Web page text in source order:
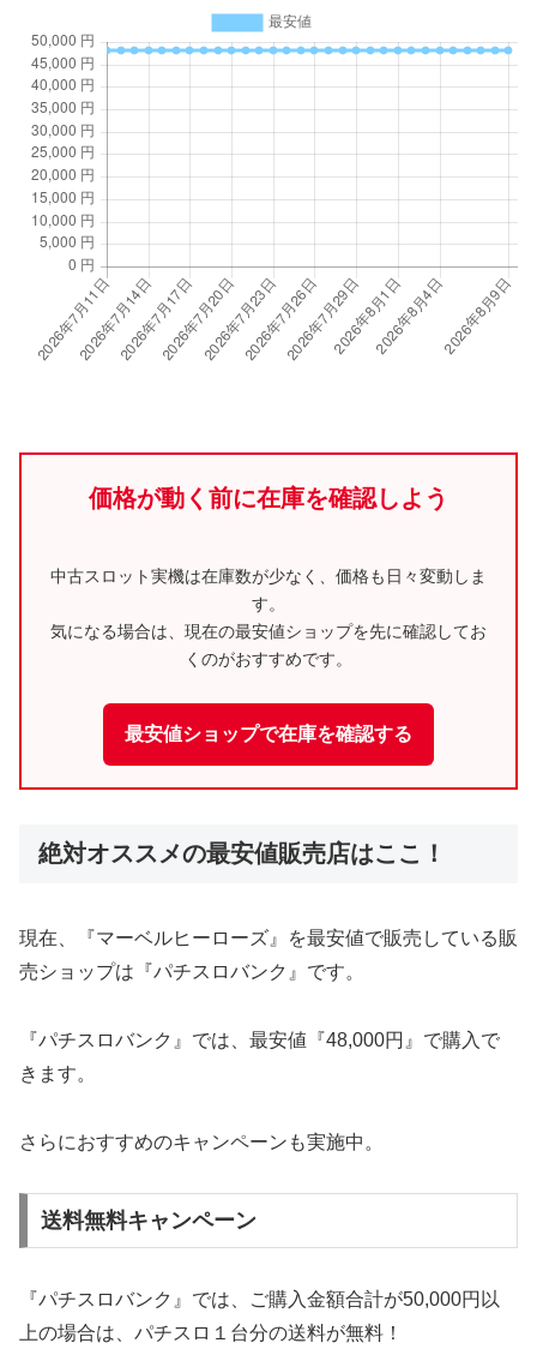
価格が動く前に在庫を確認しよう
中古スロット実機は在庫数が少なく、価格も日々変動しま
す。
気になる場合は、現在の最安値ショップを先に確認してお
くのがおすすめです。
最安値ショップで在庫を確認する
絶対オススメの最安値販売店はここ！
現在、『マーベルヒーローズ』を最安値で販売している販
売ショップは『パチスロバンク』です。
『パチスロバンク』では、最安値『48,000円』で購入で
きます。
さらにおすすめのキャンペーンも実施中。
送料無料キャンペーン
『パチスロバンク』では、ご購入金額合計が50,000円以
上の場合は、パチスロ１台分の送料が無料！